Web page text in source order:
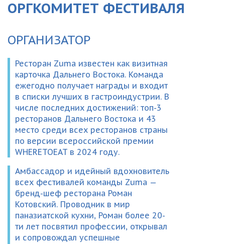
ОРГКОМИТЕТ ФЕСТИВАЛЯ
ОРГАНИЗАТОР
Ресторан Zuma известен как визитная
карточка Дальнего Востока. Команда
ежегодно получает награды и входит
в списки лучших в гастроиндустрии. В
числе последних достижений: топ-3
ресторанов Дальнего Востока и 43
место среди всех ресторанов страны
по версии всероссийской премии
WHERETOEAT в 2024 году.
Амбассадор и идейный вдохновитель
всех фестивалей команды Zuma —
бренд-шеф ресторана Роман
Котовский. Проводник в мир
паназиатской кухни, Роман более 20-
ти лет посвятил профессии, открывал
и сопровождал успешные